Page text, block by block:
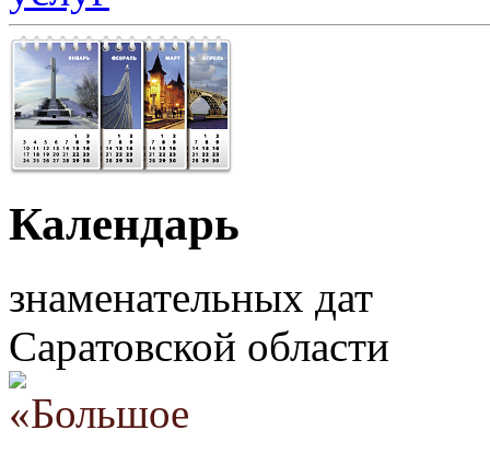
Календарь
знаменательных дат
Саратовской области